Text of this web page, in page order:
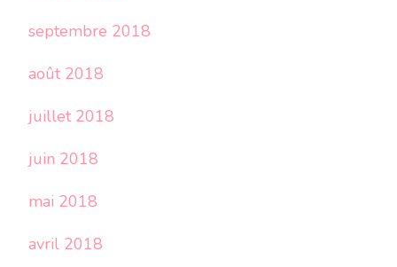
septembre 2018
août 2018
juillet 2018
juin 2018
mai 2018
avril 2018